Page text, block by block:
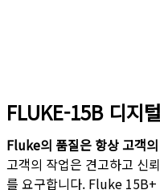
FLUKE-15B 디지
Fluke의 품질은 항상 고객
고객의 작업은 견고하고 신
를 요구합니다. Fluke 15B+